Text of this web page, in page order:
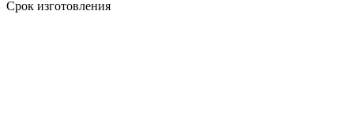
Срок изготовления